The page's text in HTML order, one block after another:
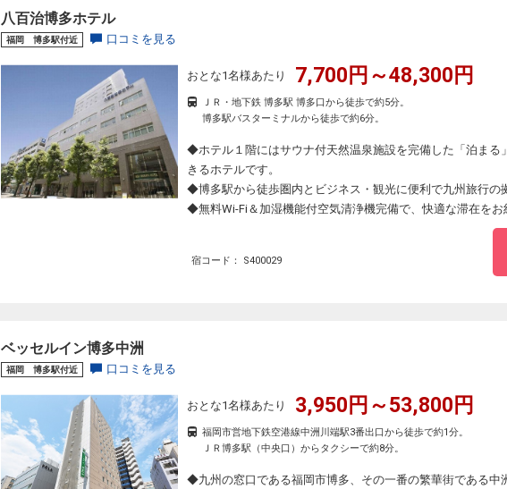
八百治博多ホテル
福岡 博多駅付近 口コミを見る
おとな1名様あたり 7,700円～48,300円
ＪＲ・地下鉄 博多駅 博多口から徒歩で約5分。
博多駅バスターミナルから徒歩で約6分。
◆ホテル１階にはサウナ付天然温泉施設を完備した「泊まる
きるホテルです。
◆博多駅から徒歩圏内とビジネス・観光に便利で九州旅行の
◆無料Wi-Fi＆加湿機能付空気清浄機完備で、快適な滞在をお
宿コード： S400029
ベッセルイン博多中洲
福岡 博多駅付近 口コミを見る
おとな1名様あたり 3,950円～53,800円
福岡市営地下鉄空港線中洲川端駅3番出口から徒歩で約1分。
ＪＲ博多駅（中央口）からタクシーで約8分。
◆九州の窓口である福岡市博多、その一番の繁華街である中